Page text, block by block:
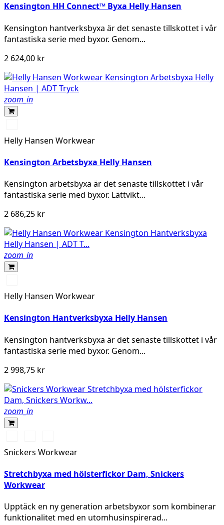
Kensington HH Connect™ Byxa Helly Hansen
Kensington hantverksbyxa är det senaste tillskottet i vår
fantastiska serie med byxor. Genom...
2 624,00 kr
zoom_in
BLACK
Helly Hansen Workwear
Kensington Arbetsbyxa Helly Hansen
Kensington arbetsbyxa är det senaste tillskottet i vår
fantastiska serie med byxor. Lättvikt...
2 686,25 kr
zoom_in
BLACK
Helly Hansen Workwear
Kensington Hantverksbyxa Helly Hansen
Kensington hantverksbyxa är det senaste tillskottet i vår
fantastiska serie med byxor. Genom...
2 998,75 kr
zoom_in
Snickers Workwear
Stretchbyxa med hölsterfickor Dam, Snickers
Workwear
Upptäck en ny generation arbetsbyxor som kombinerar
funktionalitet med en utomhusinspirerad...